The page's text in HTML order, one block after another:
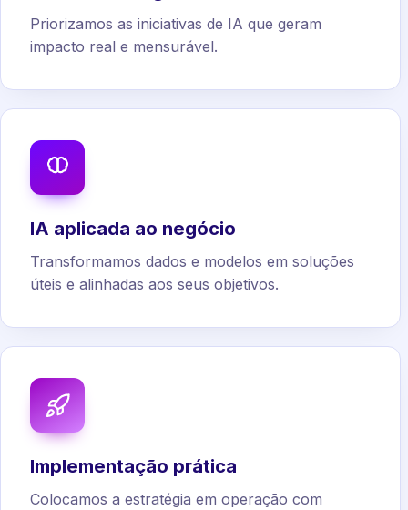
Priorizamos as iniciativas de IA que geram
impacto real e mensurável.
IA aplicada ao negócio
Transformamos dados e modelos em soluções
úteis e alinhadas aos seus objetivos.
Implementação prática
Colocamos a estratégia em operação com